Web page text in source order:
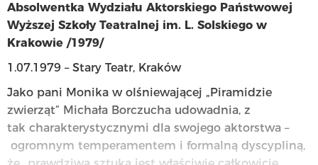
Absolwentka Wydziału Aktorskiego Państwowej
Wyższej Szkoły Teatralnej im. L. Solskiego w
Krakowie /1979/
1.07.1979 – Stary Teatr, Kraków
Jako pani Monika w olśniewającej „Piramidzie
zwierząt” Michała Borczucha udowadnia, z
tak charakterystycznymi dla swojego aktorstwa –
ogromnym temperamentem i formalną dyscypliną,